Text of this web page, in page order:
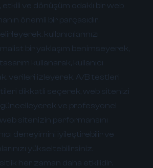
etkili ve dönüşüm odaklı bir web
önemli bir parçasıdır.
kullanıcılarınızı
bir yaklaşım benimseyerek,
kullanarak, kullanıcı
verileri izleyerek, A/B testleri
dikkatli seçerek, web sitenizi
ve profesyonel
sitenizin performansını
deneyimini iyileştirebilir ve
yükseltebilirsiniz.
her zaman daha etkilidir.